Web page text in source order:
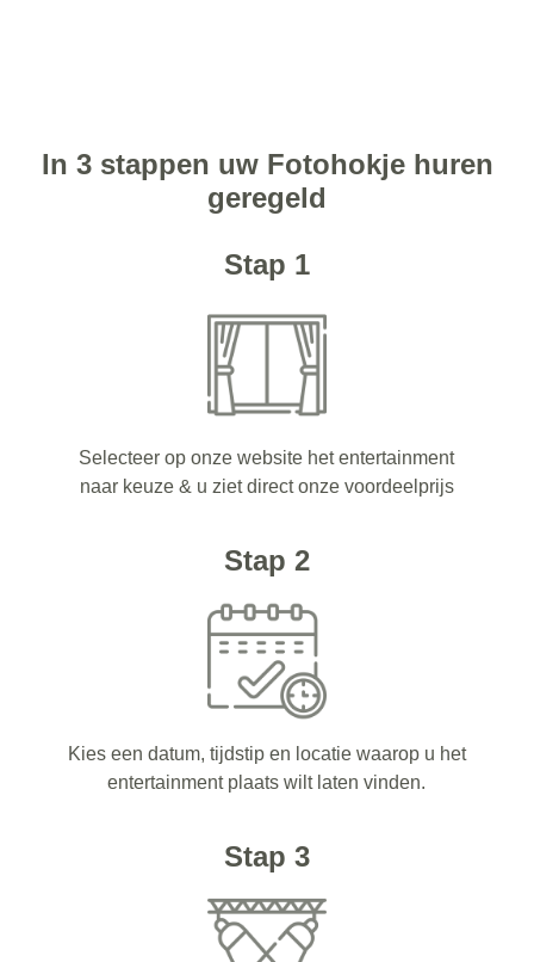
In 3 stappen uw Fotohokje huren
geregeld
Stap 1
Selecteer op onze website het entertainment
naar keuze & u ziet direct onze voordeelprijs
Stap 2
Kies een datum, tijdstip en locatie waarop u het
entertainment plaats wilt laten vinden.
Stap 3